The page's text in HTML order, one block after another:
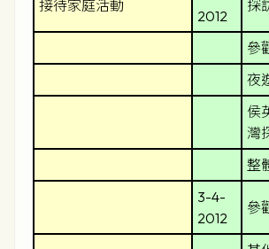
接待家庭活動
2012
探
參
夜
侯
灣
整
3-4-
2012
參